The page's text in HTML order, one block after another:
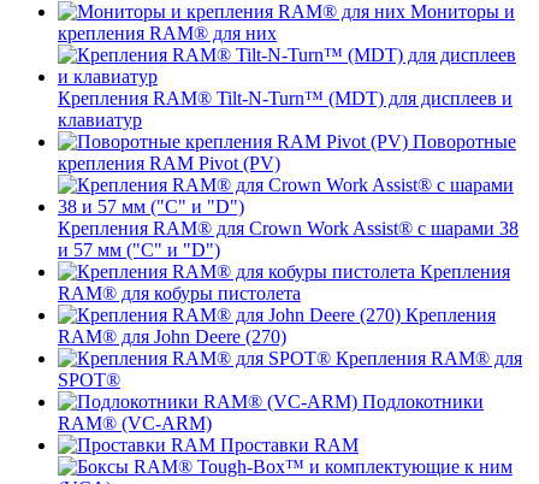
Мониторы и
крепления RAM® для них
Крепления RAM® Tilt-N-Turn™ (MDT) для дисплеев и
клавиатур
Поворотные
крепления RAM Pivot (PV)
Крепления RAM® для Crown Work Assist® с шарами 38
и 57 мм ("C" и "D")
Крепления
RAM® для кобуры пистолета
Крепления
RAM® для John Deere (270)
Крепления RAM® для
SPOT®
Подлокотники
RAM® (VC-ARM)
Проставки RAM